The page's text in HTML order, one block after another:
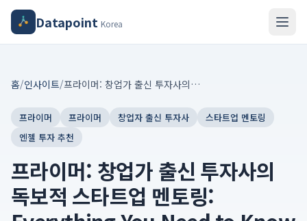
Datapoint Korea
홈/인사이트/ 프라이머: 창업가 출신 투자사의 독보적 스타트업 멘토링: Everything You Need to Know
프라이머 프라이머 창업자 출신 투자사
스타트업 멘토링
엔젤 투자 추천
프라이머: 창업가 출신 투자사의
독보적 스타트업 멘토링: